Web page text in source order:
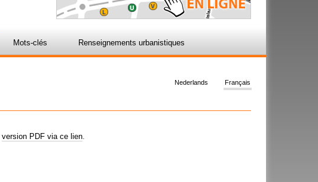
Mots-clés Renseignements urbanistiques
Français
Nederlands
version PDF via ce lien.